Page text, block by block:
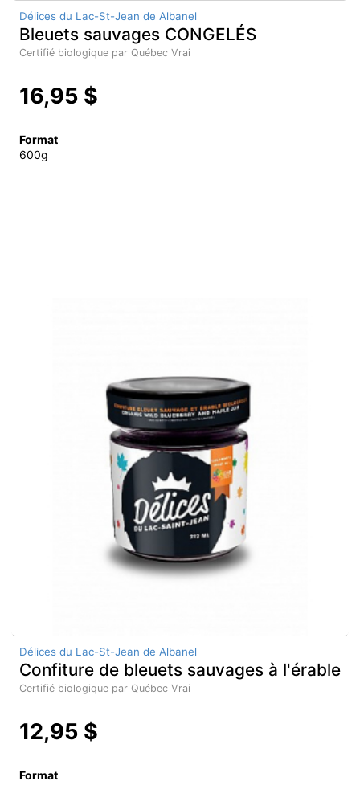
Délices du Lac-St-Jean de Albanel
Bleuets sauvages CONGELÉS
Certifié biologique par Québec Vrai
16,95 $
Format
600g
Délices du Lac-St-Jean de Albanel
Confiture de bleuets sauvages à l'érable
Certifié biologique par Québec Vrai
12,95 $
Format